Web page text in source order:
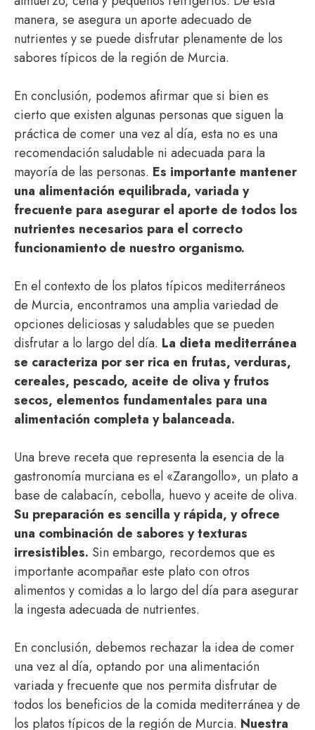
manera, se asegura un aporte adecuado de
nutrientes y se puede disfrutar plenamente de los
sabores típicos de la región de Murcia.
En conclusión, podemos afirmar que si bien es
cierto que existen algunas personas que siguen la
práctica de comer una vez al día, esta no es una
recomendación saludable ni adecuada para la
mayoría de las personas. Es importante mantener
una alimentación equilibrada, variada y
frecuente para asegurar el aporte de todos los
nutrientes necesarios para el correcto
funcionamiento de nuestro organismo.
En el contexto de los platos típicos mediterráneos
de Murcia, encontramos una amplia variedad de
opciones deliciosas y saludables que se pueden
disfrutar a lo largo del día. La dieta mediterránea
se caracteriza por ser rica en frutas, verduras,
cereales, pescado, aceite de oliva y frutos
secos, elementos fundamentales para una
alimentación completa y balanceada.
Una breve receta que representa la esencia de la
gastronomía murciana es el «Zarangollo», un plato a
base de calabacín, cebolla, huevo y aceite de oliva.
Su preparación es sencilla y rápida, y ofrece
una combinación de sabores y texturas
irresistibles. Sin embargo, recordemos que es
importante acompañar este plato con otros
alimentos y comidas a lo largo del día para asegurar
la ingesta adecuada de nutrientes.
En conclusión, debemos rechazar la idea de comer
una vez al día, optando por una alimentación
variada y frecuente que nos permita disfrutar de
todos los beneficios de la comida mediterránea y de
los platos típicos de la región de Murcia. Nuestra